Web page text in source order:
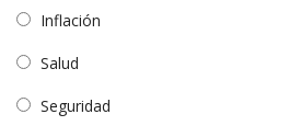
Inflación
Salud
Seguridad